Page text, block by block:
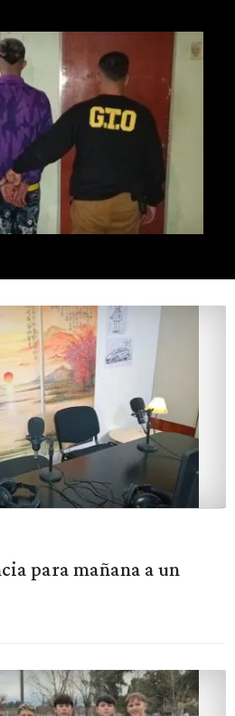
para mañana a un